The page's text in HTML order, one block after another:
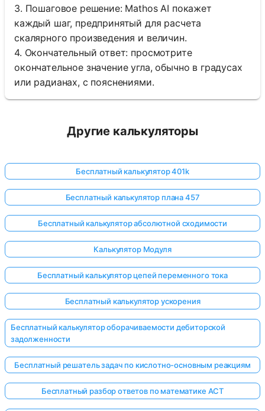
3. Пошаговое решение: Mathos AI покажет
каждый шаг, предпринятый для расчета
скалярного произведения и величин.
4. Окончательный ответ: просмотрите
окончательное значение угла, обычно в градусах
или радианах, с пояснениями.
Другие калькуляторы
Бесплатный калькулятор 401k
Бесплатный калькулятор плана 457
Бесплатный калькулятор абсолютной сходимости
Калькулятор Модуля
Бесплатный калькулятор цепей переменного тока
Бесплатный калькулятор ускорения
Бесплатный калькулятор оборачиваемости дебиторской
задолженности
Бесплатный решатель задач по кислотно-основным реакциям
Бесплатный разбор ответов по математике ACT